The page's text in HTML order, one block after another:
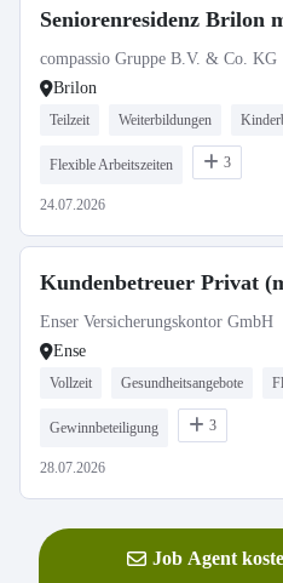
Seniorenresidenz Brilon
compassio Gruppe B.V. & Co. KG
Brilon
Teilzeit Weiterbildungen
Flexible Arbeitszeiten 3
24.07.2026
Kundenbetreuer Privat
Enser Versicherungskontor GmbH
Ense
Vollzeit Gesundheitsangebote
Gewinnbeteiligung 3
28.07.2026
Job Agent